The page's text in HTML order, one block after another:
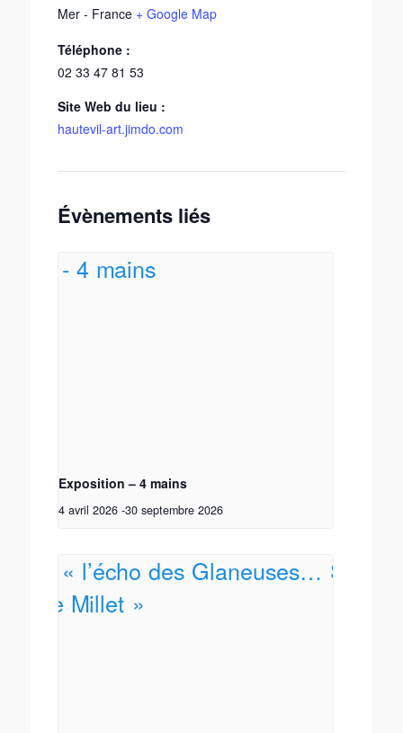
Mer - France + Google Map
Téléphone :
02 33 47 81 53
Site Web du lieu :
hautevil-art.jimdo.com
Évènements liés
Exposition – 4 mains
4 avril 2026 -30 septembre 2026